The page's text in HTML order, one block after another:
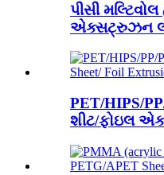
પીસી
એક્સટ્રુઝન
PET/HIPS/
શીટ/ફોઇલ